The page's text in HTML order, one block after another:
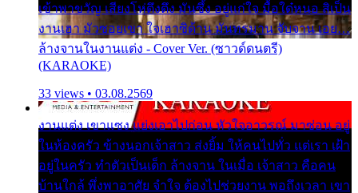
เข้าพาขวัญ เสียงโห่ตึงตึง มันซึ้ง อยู่แก่ใจ มื้อใด๋หนอ สิเป็น
งานเฮา มัวซอยเขา ใจเฮาซิด้าน มันทรมาน จับจาน เอย…
ล้างจานในงานแต่ง - Cover Ver. (ซาวด์ดนตรี)
(KARAOKE)
33 views • 03.08.2569
งานแต่ง เขาแซง แย่งเอาไปก่อน หัวใจอาวรณ์ มาซ่อน อยู่
ในห้องครัว ข้างนอกเจ้าสาว ส่งยิ้ม ให้คนไปทั่ว แต่เรา เฝ้า
อยู่ในครัว ทำตัวเป็นเด็ก ล้างจาน ในเมื่อ เจ้าสาว คือคน
บ้านใกล้ พึ่งพาอาศัย จำใจ ต้องไปช่วยงาน พอถึงเวลา เขา